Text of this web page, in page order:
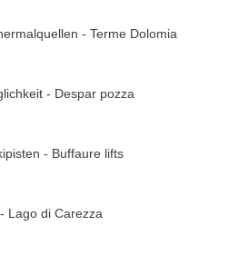
- Terme Dolomia
- Despar pozza
- Buffaure lifts
Lago di Carezza